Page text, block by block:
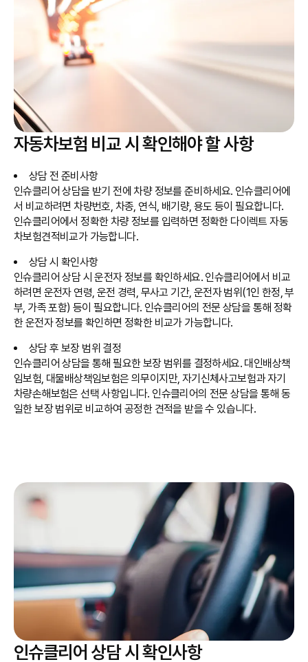
자동차보험 비교 시 확인해야 할 사항
상담 전 준비사항
인슈클리어 상담을 받기 전에 차량 정보를 준비하세요. 인슈클리어에
서 비교하려면 차량번호, 차종, 연식, 배기량, 용도 등이 필요합니다.
인슈클리어에서 정확한 차량 정보를 입력하면 정확한 다이렉트 자동
차보험견적비교가 가능합니다.
상담 시 확인사항
인슈클리어 상담 시 운전자 정보를 확인하세요. 인슈클리어에서 비교
하려면 운전자 연령, 운전 경력, 무사고 기간, 운전자 범위(1인 한정, 부
부, 가족 포함) 등이 필요합니다. 인슈클리어의 전문 상담을 통해 정확
한 운전자 정보를 확인하면 정확한 비교가 가능합니다.
상담 후 보장 범위 결정
인슈클리어 상담을 통해 필요한 보장 범위를 결정하세요. 대인배상책
임보험, 대물배상책임보험은 의무이지만, 자기신체사고보험과 자기
차량손해보험은 선택 사항입니다. 인슈클리어의 전문 상담을 통해 동
일한 보장 범위로 비교하여 공정한 견적을 받을 수 있습니다.
인슈클리어 상담 시 확인사항